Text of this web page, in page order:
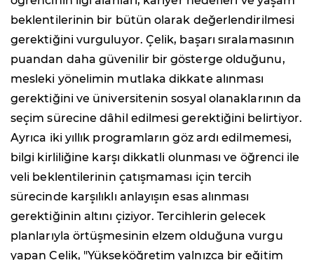
beklentilerinin bir bütün olarak değerlendirilmesi
gerektiğini vurguluyor. Çelik, başarı sıralamasının
puandan daha güvenilir bir gösterge olduğunu,
mesleki yönelimin mutlaka dikkate alınması
gerektiğini ve üniversitenin sosyal olanaklarının da
seçim sürecine dâhil edilmesi gerektiğini belirtiyor.
Ayrıca iki yıllık programların göz ardı edilmemesi,
bilgi kirliliğine karşı dikkatli olunması ve öğrenci ile
veli beklentilerinin çatışmaması için tercih
sürecinde karşılıklı anlayışın esas alınması
gerektiğinin altını çiziyor. Tercihlerin gelecek
planlarıyla örtüşmesinin elzem olduğuna vurgu
yapan Çelik, "Yükseköğretim yalnızca bir eğitim